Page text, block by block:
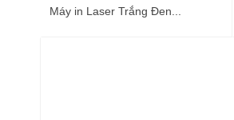
Máy in Laser Trắng Đen...